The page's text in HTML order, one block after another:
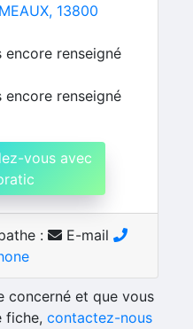
13800
renseigné
renseigné
vous avec
:
E-mail
concerné et que vous
fiche, contactez-nous